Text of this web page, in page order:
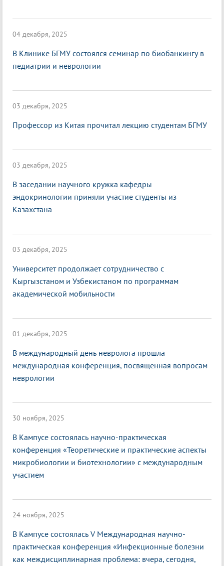
04 декабря, 2025
В Клинике БГМУ состоялся семинар по биобанкингу в
педиатрии и неврологии
03 декабря, 2025
Профессор из Китая прочитал лекцию студентам БГМУ
03 декабря, 2025
В заседании научного кружка кафедры
эндокринологии приняли участие студенты из
Казахстана
03 декабря, 2025
Университет продолжает сотрудничество с
Кыргызстаном и Узбекистаном по программам
академической мобильности
01 декабря, 2025
В международный день невролога прошла
международная конференция, посвященная вопросам
неврологии
30 ноября, 2025
В Кампусе состоялась научно-практическая
конференция «Теоретические и практические аспекты
микробиологии и биотехнологии» с международным
участием
24 ноября, 2025
В Кампусе состоялась V Международная научно-
практическая конференция «Инфекционные болезни
как междисциплинарная проблема: вчера, сегодня,